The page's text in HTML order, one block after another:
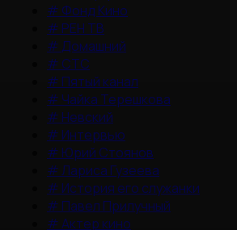
# Фонд Кино
# РЕН ТВ
# Домашний
# СТС
# Пятый канал
# Чайка Терешкова
# Невский
# Интервью
# Юрий Стоянов
#Лариса Гузеева
# История его служанки
# Павел Прилучный
#Актер кино